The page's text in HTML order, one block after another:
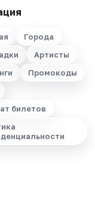
Города
Артисты
Промокоды
билетов